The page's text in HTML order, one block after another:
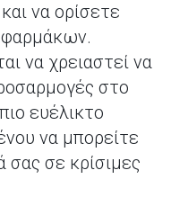
να ορίσετε
φαρμάκων.
να χρειαστεί να
στο
ευέλικτο
να μπορείτε
σε κρίσιμες